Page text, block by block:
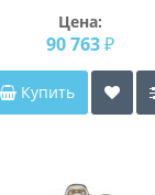
Цена:
90 763 ₽
Купить